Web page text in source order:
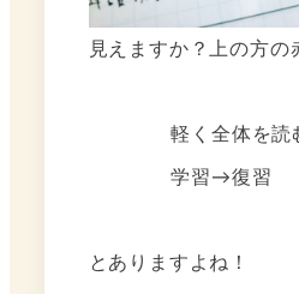
見えますか？上の方の
軽く全体を読
学習→復習
とありますよね！